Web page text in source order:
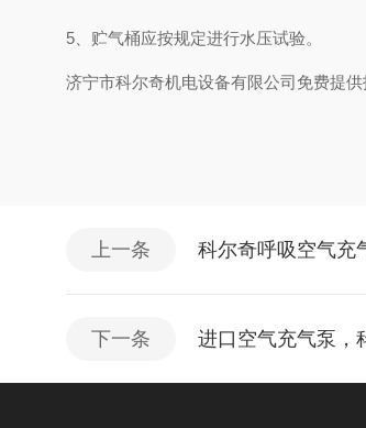
5、贮气桶应按规定进行水压试验。
济宁市科尔奇机电设备有限公司免费提
上一条 科尔奇呼吸空气充
下一条 进口空气充气泵，